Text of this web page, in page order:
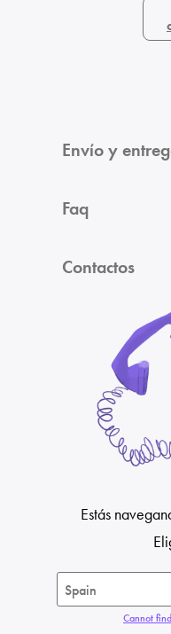
Envío y
Faq
Contactos
Estás
Cannot